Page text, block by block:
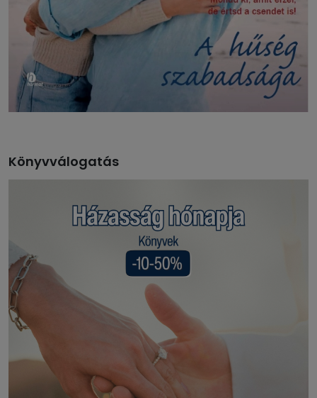
Könyvválogatás